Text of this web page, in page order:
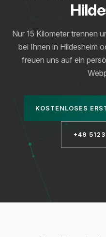
Nur 15 Kilometer trennen
bei Ihnen in Hildesheim
freuen uns auf ein
KOSTENLOSES
+49